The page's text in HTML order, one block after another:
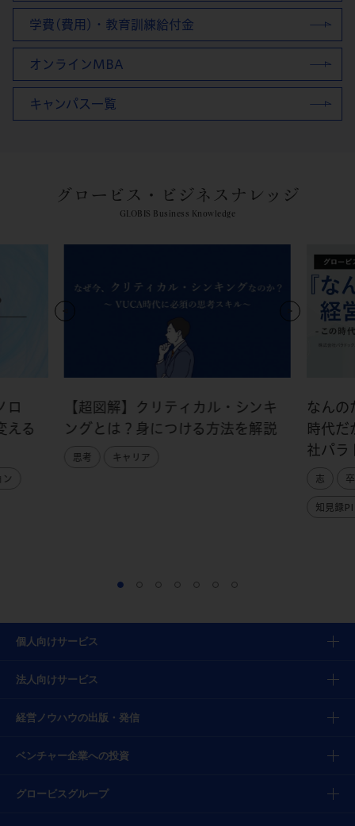
学費(費用)・教育訓練給付金
オンラインMBA
キャンパス一覧
グロービス・ビジネスナレッジ
GLOBIS Business Knowledge
ロ
える
ン
【超図解】クリティカル・シンキ
ングとは？身につける方法を解説
思考 キャリア
なんの
時代だ
社パラ
志
知見録
個人向けサービス
法人向けサービス
経営ノウハウの出版・発信
ベンチャー企業への投資
グロービスグループ